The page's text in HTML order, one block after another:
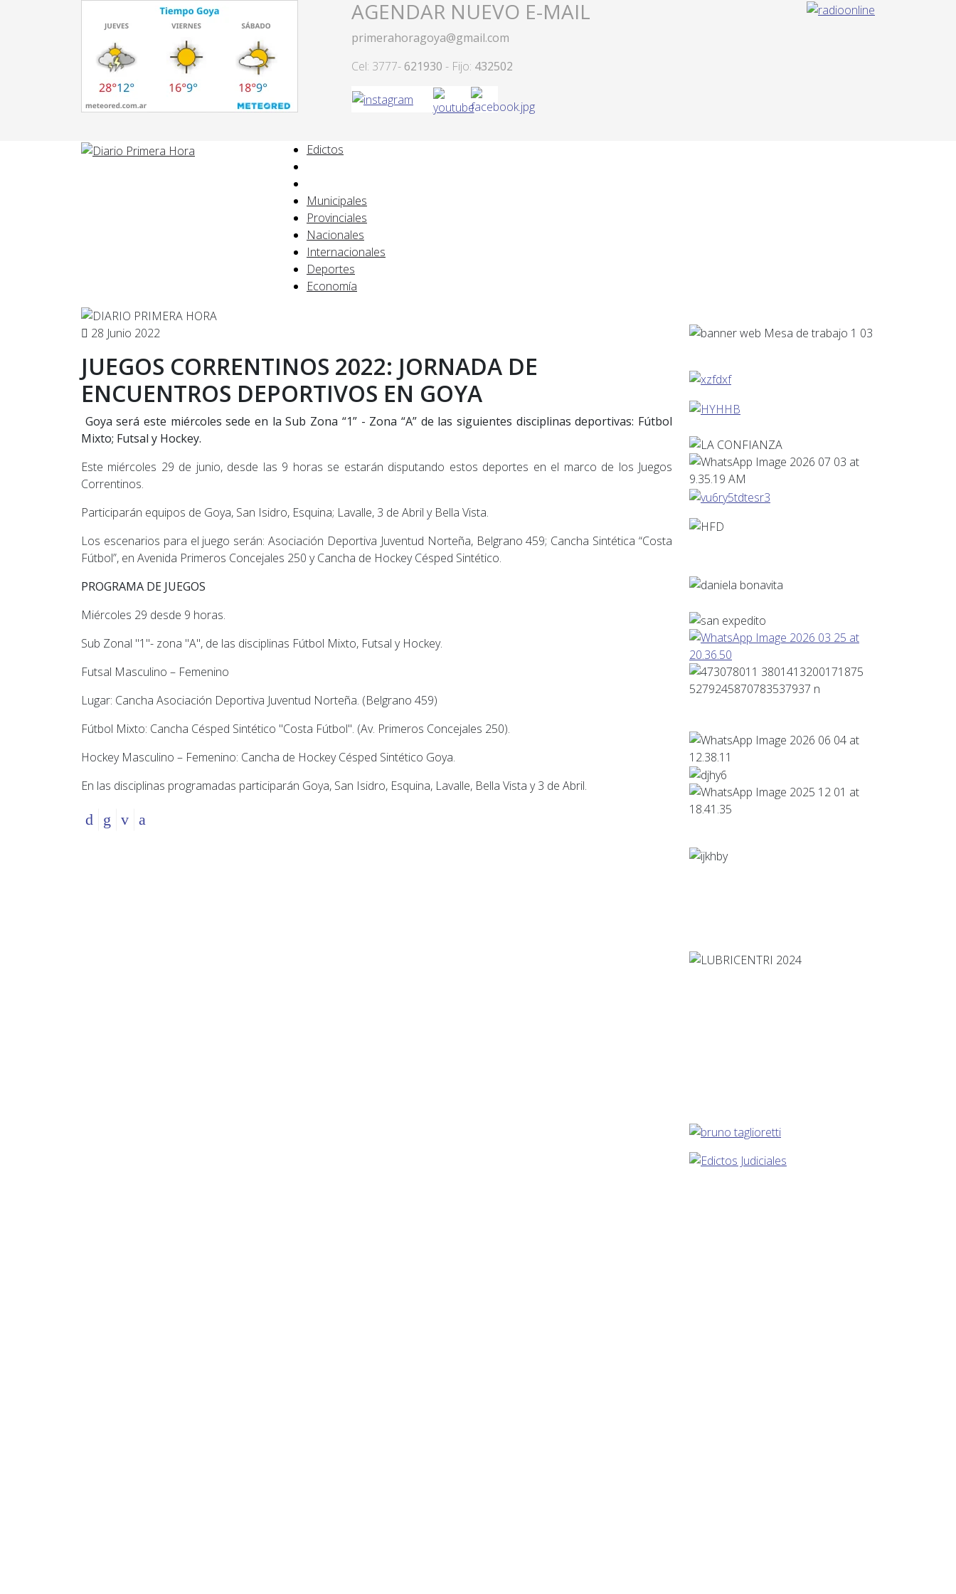
AGENDAR NUEVO E-MAIL
primerahoragoya@gmail.com
Cel: 3777- 621930 - Fijo: 432502
Edictos
Municipales
Provinciales
Nacionales
Internacionales
Deportes
Economía
28 Junio 2022
JUEGOS CORRENTINOS 2022: JORNADA DE
ENCUENTROS DEPORTIVOS EN GOYA
Goya será este miércoles sede en la Sub Zona “1” - Zona “A” de las siguientes disciplinas deportivas: Fútbol
Mixto; Futsal y Hockey.
Este miércoles 29 de junio, desde las 9 horas se estarán disputando estos deportes en el marco de los Juegos
Correntinos.
Participarán equipos de Goya, San Isidro, Esquina; Lavalle, 3 de Abril y Bella Vista.
Los escenarios para el juego serán: Asociación Deportiva Juventud Norteña, Belgrano 459; Cancha Sintética “Costa
Fútbol”, en Avenida Primeros Concejales 250 y Cancha de Hockey Césped Sintético.
PROGRAMA DE JUEGOS
Miércoles 29 desde 9 horas.
Sub Zonal "1"- zona "A", de las disciplinas Fútbol Mixto, Futsal y Hockey.
Futsal Masculino – Femenino
Lugar: Cancha Asociación Deportiva Juventud Norteña. (Belgrano 459)
Fútbol Mixto: Cancha Césped Sintético "Costa Fútbol". (Av. Primeros Concejales 250).
Hockey Masculino – Femenino: Cancha de Hockey Césped Sintético Goya.
En las disciplinas programadas participarán Goya, San Isidro, Esquina, Lavalle, Bella Vista y 3 de Abril.